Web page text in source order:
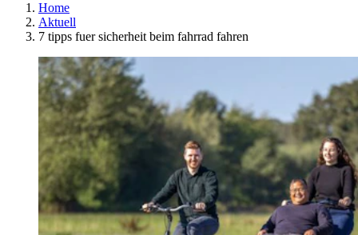
Home
Aktuell
7 tipps fuer sicherheit beim fahrrad fahren